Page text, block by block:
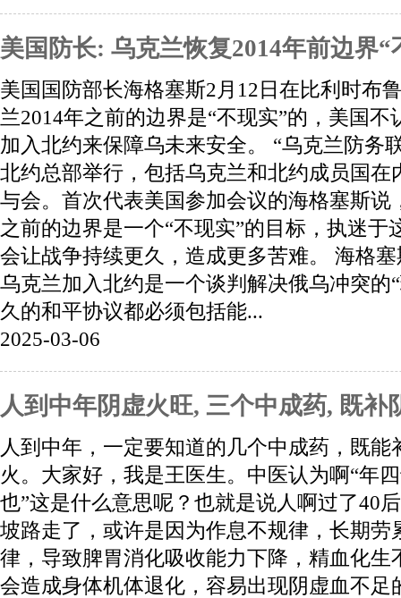
美国防长: 乌克兰恢复2014年前边界“
美国国防部长海格塞斯2月12日在比利时布
兰2014年之前的边界是“不现实”的，美国
加入北约来保障乌未来安全。 “乌克兰防务
北约总部举行，包括乌克兰和北约成员国在
与会。首次代表美国参加会议的海格塞斯说
之前的边界是一个“不现实”的目标，执迷于
会让战争持续更久，造成更多苦难。 海格
乌克兰加入北约是一个谈判解决俄乌冲突的
久的和平协议都必须包括能...
2025-03-06
人到中年阴虚火旺, 三个中成药, 既补
人到中年，一定要知道的几个中成药，既能
火。大家好，我是王医生。中医认为啊“年
也”这是什么意思呢？也就是说人啊过了40
坡路走了，或许是因为作息不规律，长期劳
律，导致脾胃消化吸收能力下降，精血化生
会造成身体机体退化，容易出现阴虚血不足